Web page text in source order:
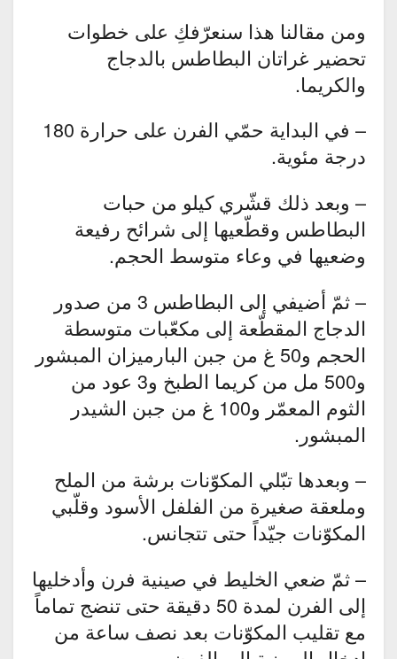
ومن مقالنا هذا سنعرّفكِ على خطوات
تحضير غراتان البطاطس بالدجاج
والكريما.
– في البداية حمّي الفرن على حرارة 180
درجة مئوية.
– وبعد ذلك قشّري كيلو من حبات
البطاطس وقطّعيها إلى شرائح رفيعة
وضعيها في وعاء متوسط الحجم.
– ثمّ أضيفي إلى البطاطس 3 من صدور
الدجاج المقطّعة إلى مكعّبات متوسطة
الحجم و50 غ من جبن البارميزان المبشور
و500 مل من كريما الطبخ و3 عود من
الثوم المعمّر و100 غ من جبن الشيدر
المبشور.
– وبعدها تبّلي المكوّنات برشة من الملح
وملعقة صغيرة من الفلفل الأسود وقلّبي
المكوّنات جيّداً حتى تتجانس.
– ثمّ ضعي الخليط في صينية فرن وأدخليها
إلى الفرن لمدة 50 دقيقة حتى تنضج تماماً
مع تقليب المكوّنات بعد نصف ساعة من